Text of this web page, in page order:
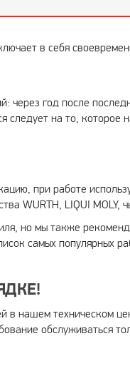
в себя
через год после
следует на то, которое
при работе
WURTH, LIQUI MOLY,
но мы также
самых популярных
в нашем техническом
обслуживаться